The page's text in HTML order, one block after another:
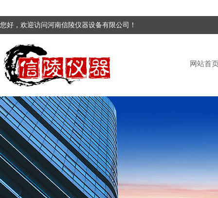
您好，欢迎访问河南信陵仪器设备有限公司！
网站首